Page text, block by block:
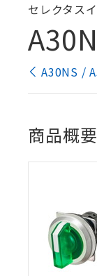
セレクタス
A30NS /
商品概要